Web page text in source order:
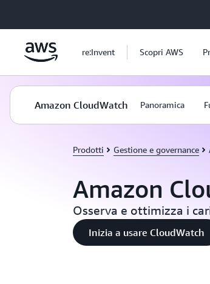
re:Invent Scopri AWS
Amazon CloudWatch Panoramica
Prodotti Gestione e governance
Amazon
Osserva e ottimizza i
Inizia a usare CloudWatch